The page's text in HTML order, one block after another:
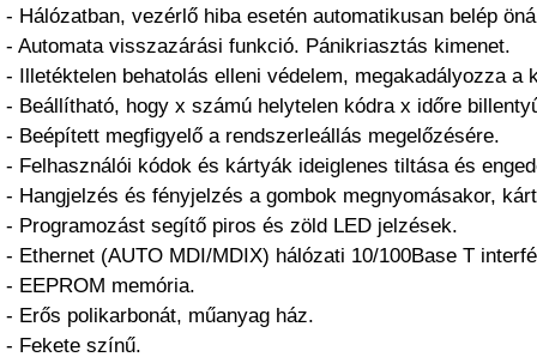
- Hálózatban, vezérlő hiba esetén automatikusan belép
- Automata visszazárási funkció. Pánikriasztás kimenet.
- Illetéktelen behatolás elleni védelem, megakadályozza a
- Beállítható, hogy x számú helytelen kódra x időre
- Beépített megfigyelő a rendszerleállás megelőzésére.
- Felhasználói kódok és kártyák ideiglenes tiltása és
- Hangjelzés és fényjelzés a gombok megnyomásakor,
- Programozást segítő piros és zöld LED jelzések.
- Ethernet (AUTO MDI/MDIX) hálózati 10/100Base T
- EEPROM memória.
- Erős polikarbonát, műanyag ház.
- Fekete színű.